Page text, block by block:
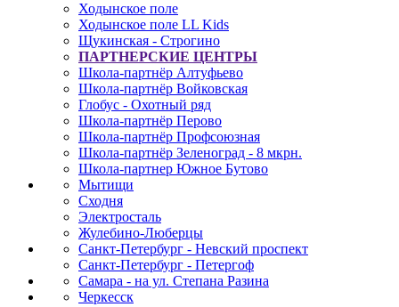
Ходынское поле
Ходынское поле LL Kids
Щукинская - Строгино
ПАРТНЕРСКИЕ ЦЕНТРЫ
Школа-партнёр Алтуфьево
Школа-партнёр Войковская
Глобус - Охотный ряд
Школа-партнёр Перово
Школа-партнёр Профсоюзная
Школа-партнёр Зеленоград - 8 мкрн.
Школа-партнер Южное Бутово
Мытищи
Сходня
Электросталь
Жулебино-Люберцы
Санкт-Петербург - Невский проспект
Санкт-Петербург - Петергоф
Самара - на ул. Степана Разина
Черкесск